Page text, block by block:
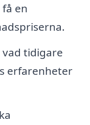
en
vad tidigare
erfarenheter